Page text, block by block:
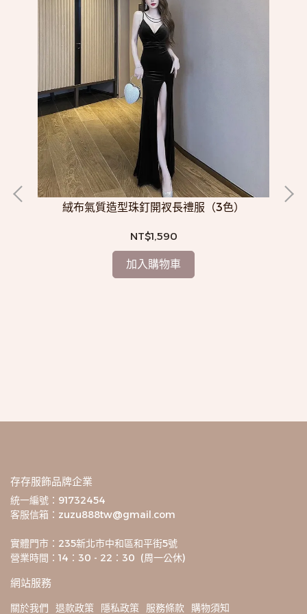
絨布氣質造型珠釘開衩長禮服（3色）
NT$1,590
加入購物車
存存服飾品牌企業
統一編號：91732454
客服信箱：zuzu888tw@gmail.com
實體門市：235新北市中和區和平街5號
營業時間：14：30 - 22：30  (周一公休)
網站服務
關於我們 退款政策 隱私政策 服務條款 購物須知